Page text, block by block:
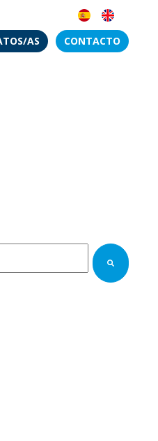
AS CONTACTO
de búsqueda con una